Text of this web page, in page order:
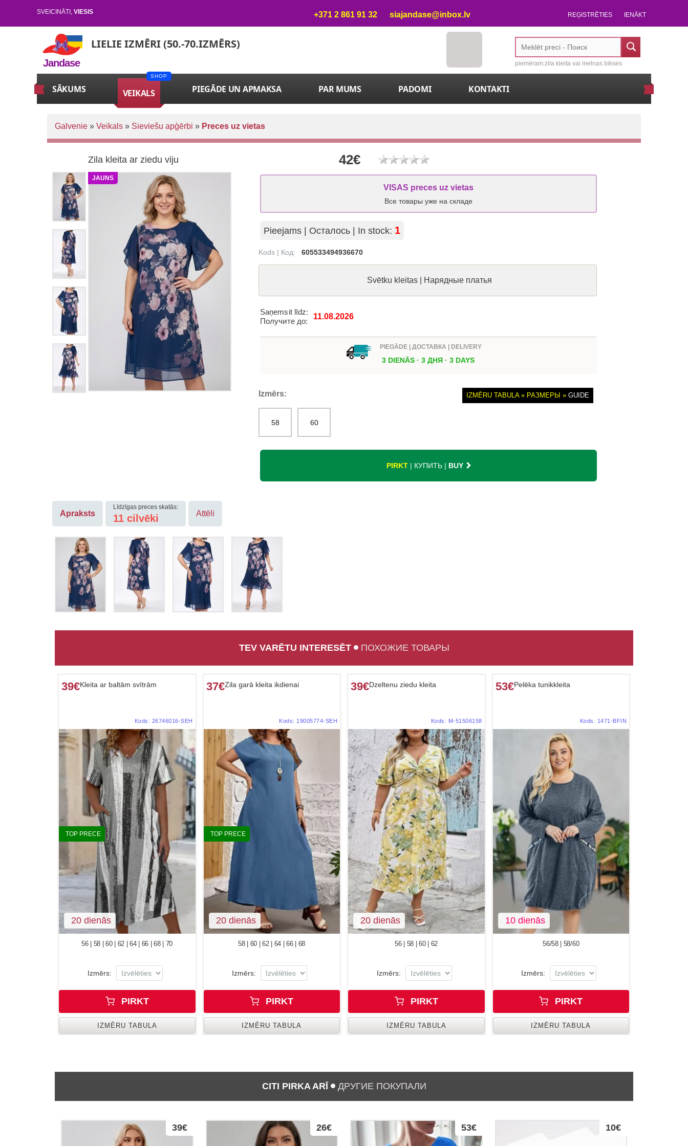
SVEICINĀTI , VIESIS +371 2 861 91 32 siajandase@inbox.lv REĢISTRĒTIES IENĀKT
Jandase
LIELIE IZMĒRI (50.-70.IZMĒRS)
piemēram:zila kleita vai melnas bikses
SĀKUMS VEIKALS PIEGĀDE UN APMAKSA PAR MUMS PADOMI KONTAKTI
Galvenie » Veikals » Sieviešu apģērbi » Preces uz vietas
Zila kleita ar ziedu viju 42€
JAUNS
VISAS preces uz vietas
Все товары уже на складе
Pieejams | Осталось | In stock: 1
Kods | Код: 605533494936670
Svētku kleitas | Нарядные платья
Saņemsit līdz:
Получите до:
11.08.2026
PIEGĀDE | ДОСТАВКА | DELIVERY
3 DIENĀS · 3 ДНЯ · 3 DAYS
IZMĒRU TABULA » РАЗМЕРЫ » GUIDE
Izmērs:
58 60
PIRKT | КУПИТЬ | BUY
Apraksts
Līdzīgas preces skatās:
11 cilvēki Attēli
TEV VARĒTU INTERESĒT ПОХОЖИЕ ТОВАРЫ
39€Kleita ar baltām svītrām
Kods: 26746016-SEH
TOP PRECE
20 dienās
56 | 58 | 60 | 62 | 64 | 66 | 68 | 70
Izmērs:
PIRKT
IZMĒRU TABULA
37€Zila garā kleita ikdienai
Kods: 19005774-SEH
TOP PRECE
20 dienās
58 | 60 | 62 | 64 | 66 | 68
Izmērs:
PIRKT
IZMĒRU TABULA
39€Dzeltenu ziedu kleita
Kods: M-51506158
20 dienās
56 | 58 | 60 | 62
Izmērs:
PIRKT
IZMĒRU TABULA
53€Pelēka tunikkleita
Kods: 1471-BFIN
10 dienās
56/58 | 58/60
Izmērs:
PIRKT
IZMĒRU TABULA
CITI PIRKA ARĪ ДРУГИЕ ПОКУПАЛИ
39€ 26€ 53€ 10€